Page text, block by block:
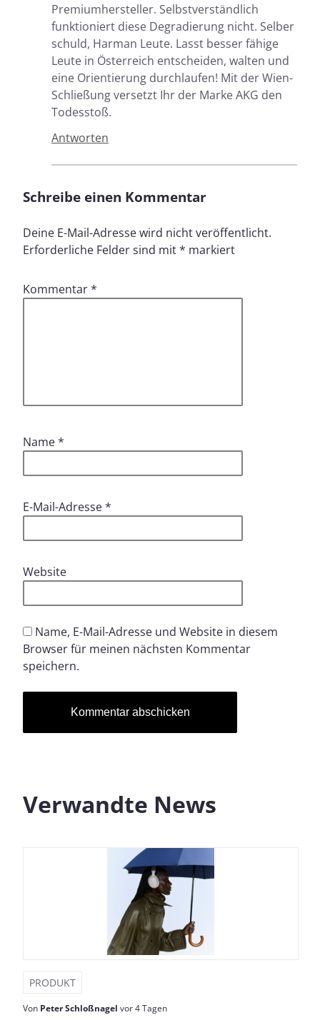
Premiumhersteller. Selbstverständlich
funktioniert diese Degradierung nicht. Selber
schuld, Harman Leute. Lasst besser fähige
Leute in Österreich entscheiden, walten und
eine Orientierung durchlaufen! Mit der Wien-
Schließung versetzt Ihr der Marke AKG den
Todesstoß.
Antworten
Schreibe einen Kommentar
Deine E-Mail-Adresse wird nicht veröffentlicht.
Erforderliche Felder sind mit* markiert
Kommentar*
Name*
E-Mail-Adresse*
Website
Name, E-Mail-Adresse und Website in diesem
Browser für meinen nächsten Kommentar
speichern.
Verwandte News
PRODUKT
Von Peter Schloßnagel vor 4 Tagen